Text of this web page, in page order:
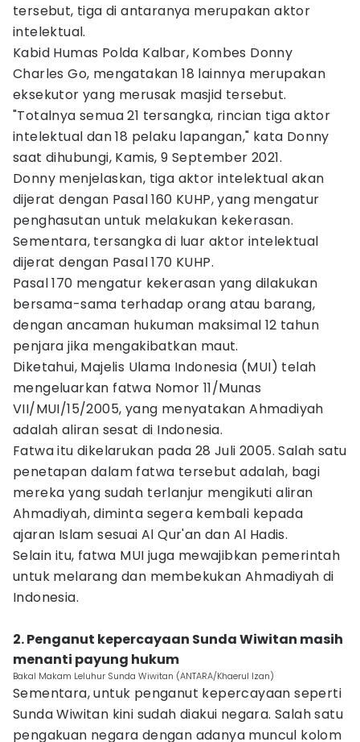
tersebut, tiga di antaranya merupakan aktor
intelektual.
Kabid Humas Polda Kalbar, Kombes Donny
Charles Go, mengatakan 18 lainnya merupakan
eksekutor yang merusak masjid tersebut.
"Totalnya semua 21 tersangka, rincian tiga aktor
intelektual dan 18 pelaku lapangan," kata Donny
saat dihubungi, Kamis, 9 September 2021.
Donny menjelaskan, tiga aktor intelektual akan
dijerat dengan Pasal 160 KUHP, yang mengatur
penghasutan untuk melakukan kekerasan.
Sementara, tersangka di luar aktor intelektual
dijerat dengan Pasal 170 KUHP.
Pasal 170 mengatur kekerasan yang dilakukan
bersama-sama terhadap orang atau barang,
dengan ancaman hukuman maksimal 12 tahun
penjara jika mengakibatkan maut.
Diketahui, Majelis Ulama Indonesia (MUI) telah
mengeluarkan fatwa Nomor 11/Munas
VII/MUI/15/2005, yang menyatakan Ahmadiyah
adalah aliran sesat di Indonesia.
Fatwa itu dikelarukan pada 28 Juli 2005. Salah satu
penetapan dalam fatwa tersebut adalah, bagi
mereka yang sudah terlanjur mengikuti aliran
Ahmadiyah, diminta segera kembali kepada
ajaran Islam sesuai Al Qur'an dan Al Hadis.
Selain itu, fatwa MUI juga mewajibkan pemerintah
untuk melarang dan membekukan Ahmadiyah di
Indonesia.
2. Penganut kepercayaan Sunda Wiwitan masih
menanti payung hukum
Bakal Makam Leluhur Sunda Wiwitan (ANTARA/Khaerul Izan)
Sementara, untuk penganut kepercayaan seperti
Sunda Wiwitan kini sudah diakui negara. Salah satu
pengakuan negara dengan adanya muncul kolom